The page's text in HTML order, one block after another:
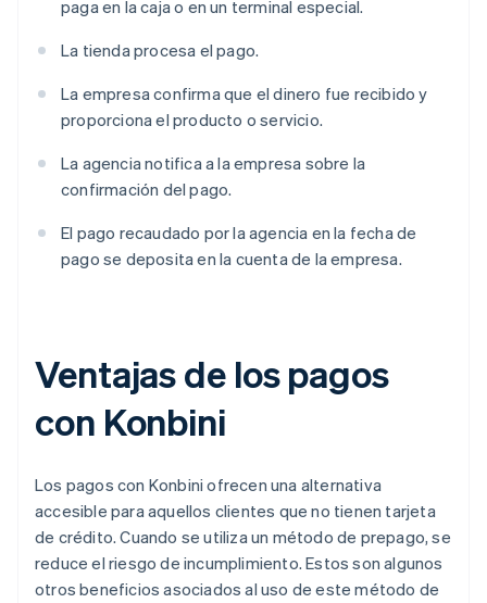
paga en la caja o en un terminal especial.
La tienda procesa el pago.
La empresa confirma que el dinero fue recibido y
proporciona el producto o servicio.
La agencia notifica a la empresa sobre la
confirmación del pago.
El pago recaudado por la agencia en la fecha de
pago se deposita en la cuenta de la empresa.
Ventajas de los pagos
con Konbini
Los pagos con Konbini ofrecen una alternativa
accesible para aquellos clientes que no tienen tarjeta
de crédito. Cuando se utiliza un método de prepago, se
reduce el riesgo de incumplimiento. Estos son algunos
otros beneficios asociados al uso de este método de